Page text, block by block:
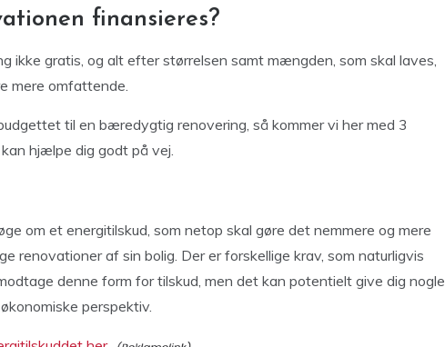
finansieres?
ikke gratis, og alt efter størrelsen samt mængden, som skal laves,
mere omfattende.
til en bæredygtig renovering, så kommer vi her med 3
hjælpe dig godt på vej.
om et energitilskud, som netop skal gøre det nemmere og mere
af sin bolig. Der er forskellige krav, som naturligvis
denne form for tilskud, men det kan potentielt give dig nogle
perspektiv.